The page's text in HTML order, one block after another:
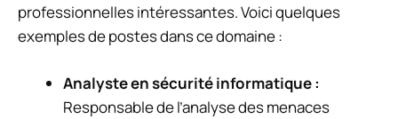
professionnelles intéressantes. Voici quelques
exemples de postes dans ce domaine :
Analyste en sécurité informatique :
Responsable de l’analyse des menaces